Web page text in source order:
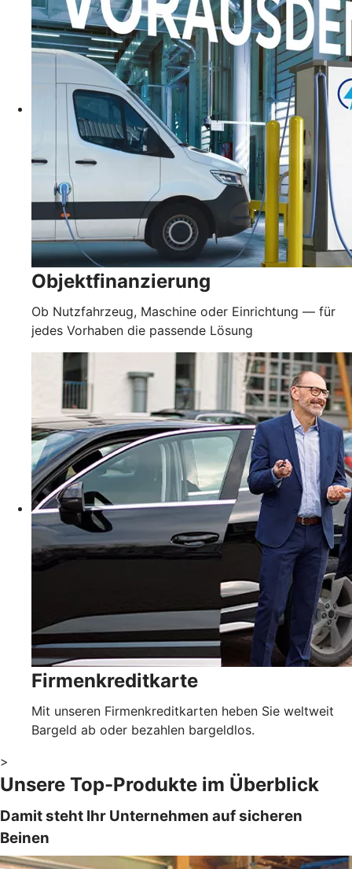
Objektfinanzierung
Ob Nutzfahrzeug, Maschine oder Einrichtung — für
jedes Vorhaben die passende Lösung
Firmenkreditkarte
Mit unseren Firmenkreditkarten heben Sie weltweit
Bargeld ab oder bezahlen bargeldlos.
>
Unsere Top-Produkte im Überblick
Damit steht Ihr Unternehmen auf sicheren
Beinen